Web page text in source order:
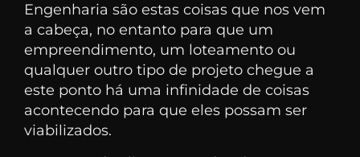
Engenharia são estas coisas que nos vem
a cabeça, no entanto para que um
empreendimento, um loteamento ou
qualquer outro tipo de projeto chegue a
este ponto há uma infinidade de coisas
acontecendo para que eles possam ser
viabilizados.